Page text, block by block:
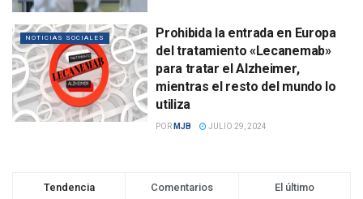
NOTICIAS SOCIALES
Prohibida la entrada en Europa
del tratamiento «Lecanemab»
para tratar el Alzheimer,
mientras el resto del mundo lo
utiliza
POR MJB JULIO 29, 2024
Tendencia Comentarios El último